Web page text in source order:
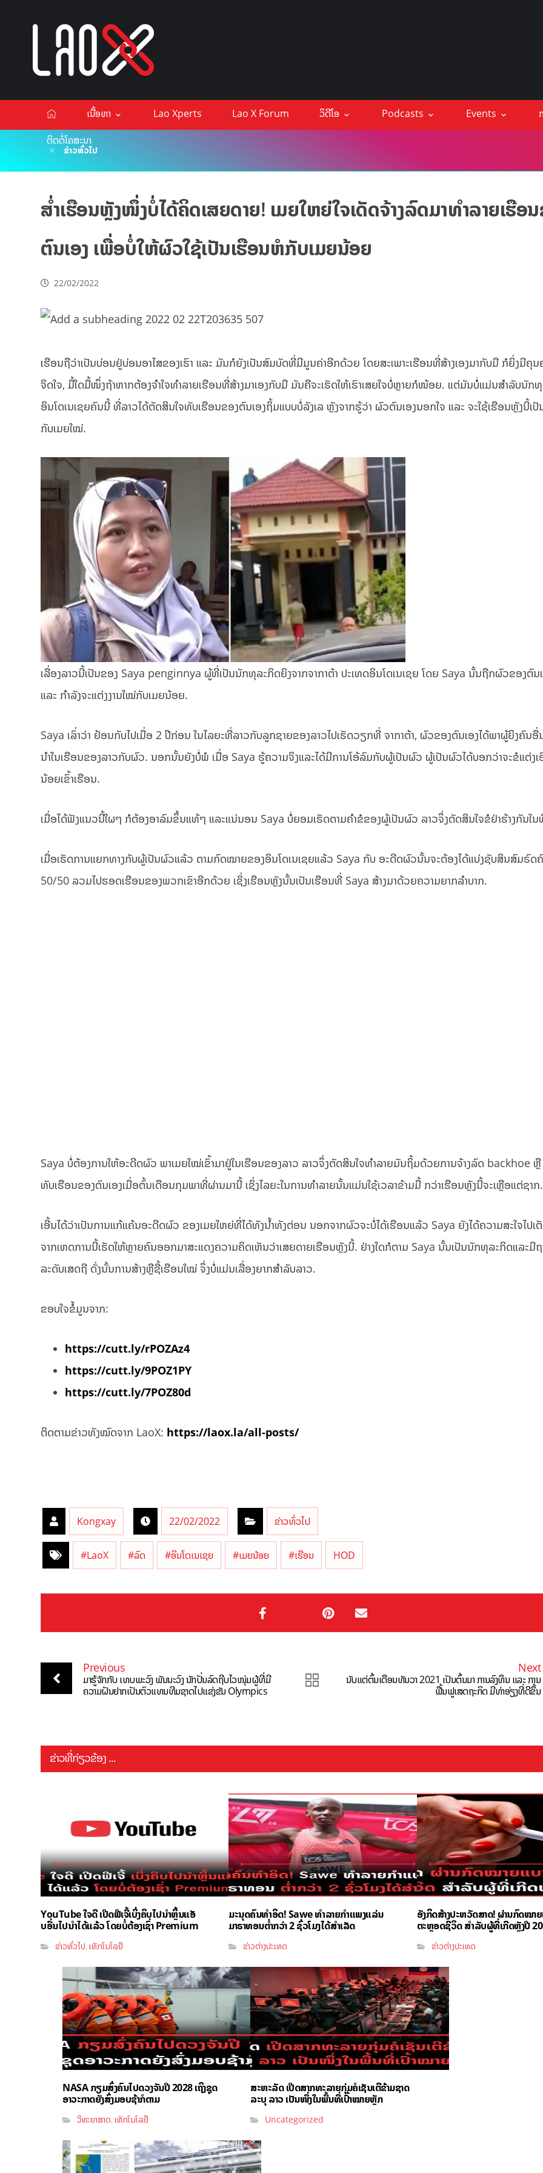
ເນື້ອຫາ Lao Xperts Lao X Forum ວິດີໂອ Podcasts Events
ຕິດຕໍ່ໂຄສະນາ
ຂ່າວທົ່ວໄປ
ສໍ່າເຮືອນຫຼັງໜຶ່ງບໍ່ໄດ້ຄິດເສຍດາຍ! ເມຍໃຫຍ່ໃຈເດັດຈ້າງລົດມາທຳລາຍເຮືອ
ຕົນເອງ ເພື່ອບໍ່ໃຫ້ຜົວໃຊ້ເປັນເຮືອນຫໍກັບເມຍນ້ອຍ
22/02/2022
ເຮືອນຖືວ່າເປັນບ່ອນຢູ່ບ່ອນອາໄສຂອງເຮົາ ແລະ ມັນກໍຍັງເປັນສົມບັດທີ່ມີມູນຄ່າອີກດ້ວຍ ໂດຍສະເພາະເຮືອນທີ່ສ້າງເອງມາກັບມື ກໍຍິ່ງມີຄຸນ
ຈິດໃຈ, ມື້ໃດມື້ໜຶ່ງຖ້າຫາກຕ້ອງຈຳໃຈທຳລາຍເຮືອນທີ່ສ້າງມາເອງກັບມື ມັນຄືຈະເຮັດໃຫ້ເຮົາເສຍໃຈບໍ່ຫຼາຍກໍໜ້ອຍ. ແຕ່ມັນບໍ່ແມ່ນສຳລັບນັກ
ອິນໂດເນເຊຍຄົນນີ້ ທີ່ລາວໄດ້ຕັດສິນໃຈທັບເຮືອນຂອງຕົນເອງຖິ້ມແບບບໍ່ລັງເລ ຫຼັງຈາກຮູ້ວ່າ ຜົວຕົນເອງນອກໃຈ ແລະ ຈະໃຊ້ເຮືອນຫຼັງນີ້ເ
ກັບເມຍໃໝ່.
ເລື່ອງລາວນີ້ເປັນຂອງ Saya penginnya ຜູ້ທີ່ເປັນນັກທຸລະກິດຍິງຈາກຈາກາຕ້າ ປະເທດອິນໂດເນເຊຍ ໂດຍ Saya ນັ້ນຖືກຜົວຂອງຕົນ
ແລະ ກຳລັງຈະແຕ່ງງານໃໝ່ກັບເມຍນ້ອຍ.
Saya ເລົ່າວ່າ ຢ້ອນກັບໄປເມື່ອ 2 ປີກ່ອນ ໃນໄລຍະທີ່ລາວກັບລູກຊາຍຂອງລາວໄປເຮັດວຽກທີ່ ຈາກາຕ້າ, ຜົວຂອງຕົນເອງໄດ້ພາຜູ້ຍິງຄົນ
ນຳໃນເຮືອນຂອງລາວກັບຜົວ. ນອກນັ້ນຍັງບໍ່ພໍ ເມື່ອ Saya ຮູ້ຄວາມຈິງແລະໄດ້ມີການໂອ້ລົມກັບຜູ້ເປັນຜົວ ຜູ້ເປັນຜົວໄດ້ບອກວ່າຈະຂໍແຕ່ງເ
ນ້ອຍເຂົ້າເຮືອນ.
ເມື່ອໄດ້ຟັງແນວນີ້ໃຜໆ ກໍຕ້ອງອາລົມຂຶ້ນແທ້ໆ ແລະແນ່ນອນ Saya ບໍ່ຍອມເຮັດຕາມຄຳຂໍຂອງຜູ້ເປັນຜົວ ລາວຈຶ່ງຕັດສິນໃຈຂໍຢ່າຮ້າງກັນໃ
ເມື່ອເຮັດການແຍກທາງກັບຜູ້ເປັນຜົວແລ້ວ ຕາມກົດໝາຍຂອງອິນໂດເນເຊຍແລ້ວ Saya ກັບ ອະດີດຜົວນັ້ນຈະຕ້ອງໄດ້ແບ່ງຊັບສິນສົມຣົດ
50/50 ລວມໄປຮອດເຮືອນຂອງພວກເຂົາອີກດ້ວຍ ເຊິ່ງເຮືອນຫຼັງນັ້ນເປັນເຮືອນທີ່ Saya ສ້າງມາດ້ວຍຄວາມຍາກລຳບາກ.
Saya ບໍ່ຕ້ອງການໃຫ້ອະດີດຜົວ ພາເມຍໃໝ່ເຂົ້າມາຢູ່ໃນເຮືອນຂອງລາວ ລາວຈຶ່ງຕັດສິນໃຈທຳລາຍມັນຖິ້ມດ້ວຍການຈ້າງລົດ backhoe
ທັບເຮືອນຂອງຕົນເອງເມື່ອຕົ້ນເດືອນກຸມພາທີ່ຜ່ານມານີ້ ເຊິ່ງໄລຍະໃນການທຳລາຍນັ້ນແມ່ນໃຊ້ເວລາຂ້າມມື້ ກວ່າເຮືອນຫຼັງນີ້ຈະເຫຼືອແຕ່ຊາກ.
ເອີ້ນໄດ້ວ່າເປັນການແກ້ແຄ້ນອະດີດຜົວ ຂອງເມຍໃຫຍ່ທີ່ໄດ້ທັງນ້ຳທັງຕ່ອນ ນອກຈາກຜົວຈະບໍ່ໄດ້ເຮືອນແລ້ວ Saya ຍັງໄດ້ຄວາມສະໃຈໄປ
ຈາກເຫດການນີ້ເຮັດໃຫ້ຫຼາຍຄົນອອກມາສະແດງຄວາມຄິດເຫັນວ່າເສຍດາຍເຮືອນຫຼັງນີ້. ຢ່າງໃດກໍຕາມ Saya ນັ້ນເປັນນັກທຸລະກິດແລະມີຖ
ລະດັບເສດຖີ ດັ່ງນັ້ນການສ້າງຫຼືຊື້ເຮືອນໃໝ່ ຈຶ່ງບໍ່ແມ່ນເລື່ອງຍາກສຳລັບລາວ.
ຂອບໃຈຂໍ້ມູນຈາກ:
https://cutt.ly/rPOZAz4
https://cutt.ly/9POZ1PY
https://cutt.ly/7POZ80d
ຕິດຕາມຂ່າວທັງໝົດຈາກ LaoX: https://laox.la/all-posts/
Kongxay 22/02/2022 ຂ່າວທົ່ວໄປ
#LaoX #ລົດ #ອິນໂດເນເຊຍ #ເມຍນ້ອຍ #ເຮືອນ HOD
Previous
ມາຮູ້ຈັກກັບ ເທບພະວົງ ພັນນະວົງ ນັກປັ່ນລົດຖີບໄວໜຸ່ມຜູ້ທີ່ມີ
ຄວາມຝັນຢາກເປັນຕົວແທນທີມຊາດໄປແຂ່ງຂັນ Olympics
Next
ນັບແຕ່ຕົ້ນເດືອນທັນວາ 2021 ເປັນຕົ້ນມາ ການລົງທຶນ ແລະ ການ
ຟື້ນຟູເສດຖະກິດ ມີທ່າອ່ຽງທີ່ດີຂຶ້ນ
ຂ່າວທີ່ກ່ຽວຂ້ອງ ...
YouTube ໃຈດີ ເປີດຟີເຈີ້ເບິ່ງຄິບໄປນຳຫຼິ້ນແອັ
ບອື່ນໄປນຳໄດ້ແລ້ວ ໂດຍບໍ່ຕ້ອງເຊົ່າ Premium
ຂ່າວທົ່ວໄປ,ເທັກໂນໂລຢີ
ມະນຸດຄົນທຳອິດ! Sawe ທຳລາຍກຳແພງແລ່ນ
ມາຣາທອນຕ່ຳກວ່າ 2 ຊົ່ວໂມງໄດ້ສຳເລັດ
ຂ່າວຕ່າງປະເທດ
ອັງກິດສ້າງປະຫວັດສາດ! ຜ່ານກົດໝາ
ຕະຫຼອດຊີວິດ ສຳລັບຜູ້ທີ່ເກີດຫຼັງປີ
ຂ່າວຕ່າງປະເທດ
NASA ກຽມສົ່ງຄົນໄປດວງຈັນປີ 2028 ເຖິງຊຸດ
ອາວະກາດຍັງສົ່ງມອບຊ້າກໍຕາມ
ວິທະຍາສາດ, ເທັກໂນໂລຢີ
ສະຫະລັດ ເປີດສາກທະລາຍກຸ່ມຄໍເຊັນເຕີຂ້າມຊາດ
ລະບຸ ລາວ ເປັນໜຶ່ງໃນພື້ນທີ່ເປົ້າໝາຍຫຼັກ
Uncategorized